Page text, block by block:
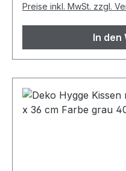
Preise inkl. MwSt. zzgl.
In den